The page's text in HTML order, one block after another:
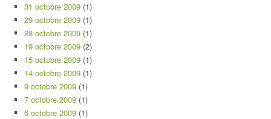
31 octobre 2009 (1)
29 octobre 2009 (1)
28 octobre 2009 (1)
19 octobre 2009 (2)
15 octobre 2009 (1)
14 octobre 2009 (1)
9 octobre 2009 (1)
7 octobre 2009 (1)
6 octobre 2009 (1)